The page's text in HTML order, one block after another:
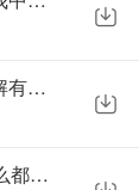
猫爵士公开课：如何在跟女生交往中了解有没有机会，并适当地表达兴趣
猫爵士直播连麦回放：女生17岁其实什么都懂的260723